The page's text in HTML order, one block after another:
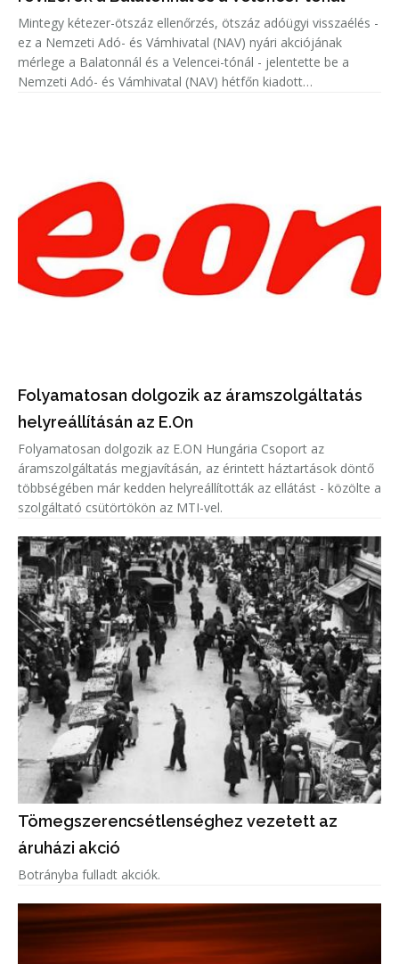
Mintegy kétezer-ötszáz ellenőrzés, ötszáz adóügyi visszaélés -
ez a Nemzeti Adó- és Vámhivatal (NAV) nyári akciójának
mérlege a Balatonnál és a Velencei-tónál - jelentette be a
Nemzeti Adó- és Vámhivatal (NAV) hétfőn kiadott
Folyamatosan dolgozik az áramszolgáltatás
helyreállításán az E.On
Folyamatosan dolgozik az E.ON Hungária Csoport az
áramszolgáltatás megjavításán, az érintett háztartások döntő
többségében már kedden helyreállították az ellátást - közölte a
szolgáltató csütörtökön az MTI-vel.
Tömegszerencsétlenséghez vezetett az
áruházi akció
Botrányba fulladt akciók.